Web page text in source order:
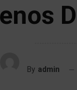
By admin